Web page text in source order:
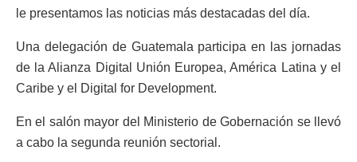
le presentamos las noticias más destacadas del día.
Una delegación de Guatemala participa en las jornadas
de la Alianza Digital Unión Europea, América Latina y el
Caribe y el Digital for Development.
En el salón mayor del Ministerio de Gobernación se llevó
a cabo la segunda reunión sectorial.